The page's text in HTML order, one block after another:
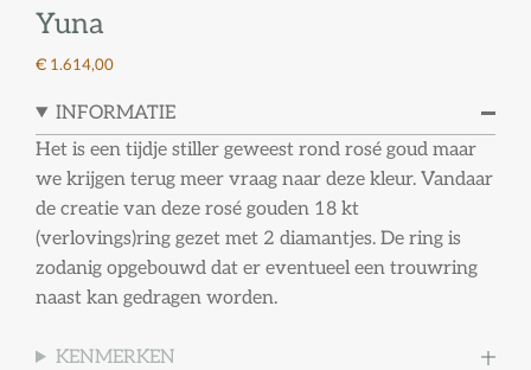
Yuna
€ 1.614,00
INFORMATIE
Het is een tijdje stiller geweest rond rosé goud maar
we krijgen terug meer vraag naar deze kleur. Vandaar
de creatie van deze rosé gouden 18 kt
(verlovings)ring gezet met 2 diamantjes. De ring is
zodanig opgebouwd dat er eventueel een trouwring
naast kan gedragen worden.
KENMERKEN